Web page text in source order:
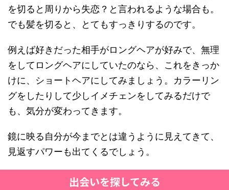
を切ると周りから失恋？と言われるような場合も。
でも髪を切ると、とてもすっきりするのです。
例えば好きだった相手がロングヘアが好みで、無理
をしてロングヘアにしていたのなら、これをきっか
けに、ショートヘアにしてみましょう。カラーリン
グをしたりして少しイメチェンをしてみるだけで
も、気分が変わってきます。
鏡に映る自分が今までとは違うように見えてきて、
見返すパワーも出てくるでしょう。
出会いを探してみる